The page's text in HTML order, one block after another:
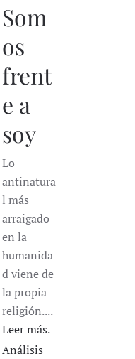
Som
os
frent
e a
soy
Lo
antinatura
l más
arraigado
en la
humanida
d viene de
la propia
religión....
Leer más.
Análisis